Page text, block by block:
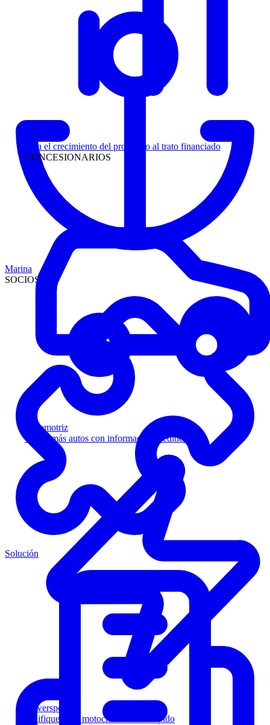
Siga el crecimiento del prospecto al trato financiado
CONCESIONARIOS
Automotriz
Venda más autos con información crediticia
Powersports
Califique a los motociclistas más rápido
Marina
SOCIOS
Solución